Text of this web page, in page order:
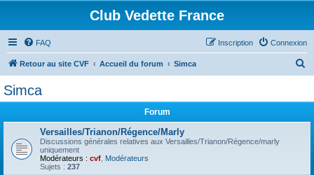
Club Vedette France
FAQ Connexion
Inscription
Retour au site CVF Accueil du forum Simca
Simca
Forum
Versailles/Trianon/Régence/Marly
Discussions générales relatives aux Versailles/Trianon/Régence/marly
uniquement
Modérateurs : cvf Modérateurs
Sujets : 237